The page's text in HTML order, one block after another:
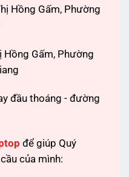
Hồng Gấm, Phường
Gấm, Phường
đầu thoáng - đường
để giúp Quý
của mình: